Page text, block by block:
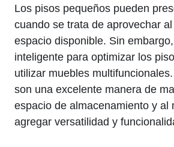
Los pisos pequeños⁤ pueden
cuando se trata de aprovechar
espacio disponible. Sin
inteligente para optimizar‌ los
utilizar muebles
son‍ una excelente manera de‍
espacio de almacenamiento y al
agregar versatilidad y